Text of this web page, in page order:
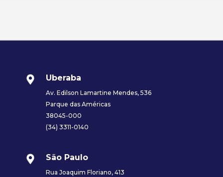
Uberaba
Av. Edilson Lamartine Mendes, 536
Parque das Américas
38045-000
(34) 3311-0140
São Paulo
Rua Joaquim Floriano, 413